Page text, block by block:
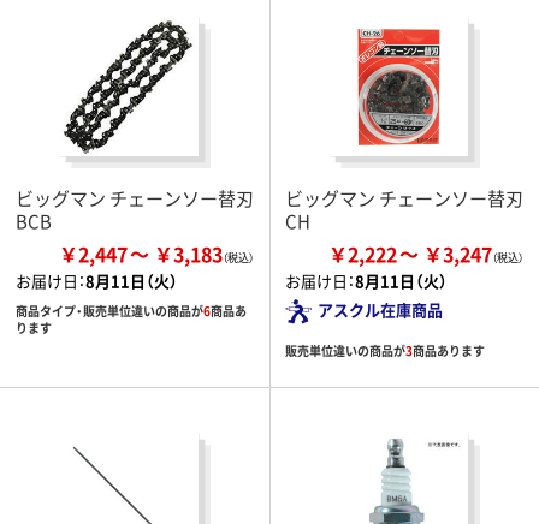
ビッグマン チェーンソー替刃
BCB
￥2,447 ￥3,183
お届け日：8月11日（火）
商品タイプ・販売単位違いの商品が6商品あ
ります
ビッグマン チェーンソー替刃
CH
￥2,222 ￥3,247
お届け日：8月11日（火）
アスクル在庫商品
販売単位違いの商品が3商品あります